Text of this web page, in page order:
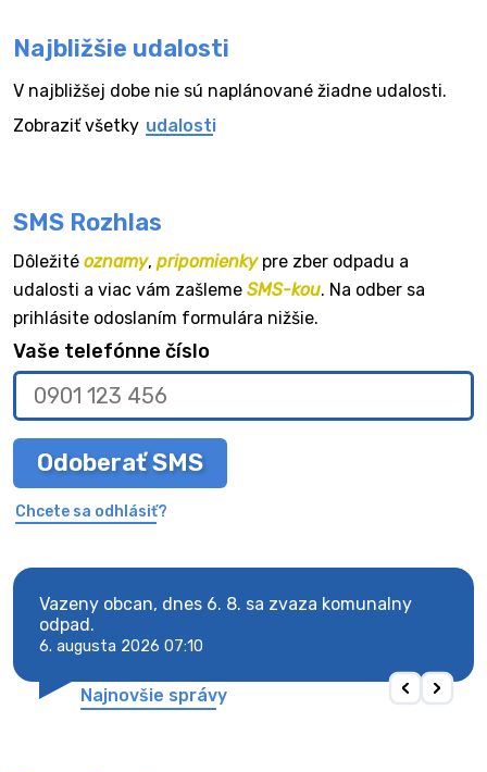
Najbližšie udalosti
V najbližšej dobe nie sú naplánované žiadne udalosti.
Zobraziť všetky udalosti
SMS Rozhlas
Dôležité oznamy, pripomienkypre zber odpadu a
udalosti a viac vám zašleme SMS-kou. Na odber sa
prihlásite odoslaním formulára nižšie.
Vaše telefónne číslo
Odoberať SMS
Chcete sa odhlásiť?
Vazeny obcan, dnes 6. 8. sa zvaza komunalny
odpad.
6. augusta 2026 07:10
Najnovšie správy